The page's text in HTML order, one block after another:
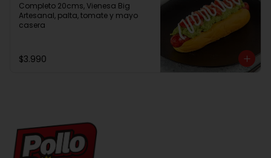
Completo 20cms, Vienesa Big
Artesanal, palta, tomate y mayo
casera
$3.990